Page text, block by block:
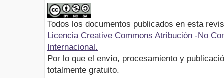
Todos los documentos publicados en esta
Licencia Creative Commons Atribución -No
Internacional.
Por lo que el envío, procesamiento y
totalmente gratuito.